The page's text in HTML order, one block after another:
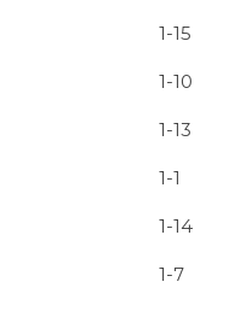
1-15
1-10
1-13
1-1
1-14
1-7